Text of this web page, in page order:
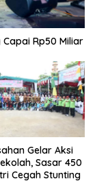
Capai Rp50 Miliar
Gelar Aksi
Sasar 450
Cegah Stunting